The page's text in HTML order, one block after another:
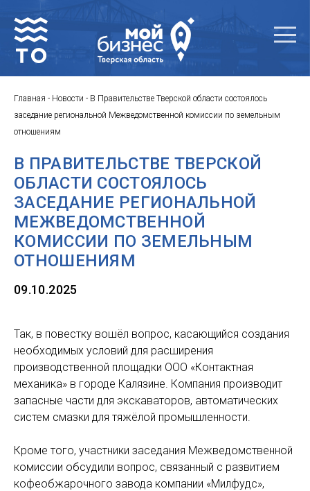
Главная - Новости - В Правительстве Тверской области состоялось
заседание региональной Межведомственной комиссии по земельным
отношениям
В ПРАВИТЕЛЬСТВЕ ТВЕРСКОЙ
ОБЛАСТИ СОСТОЯЛОСЬ
ЗАСЕДАНИЕ РЕГИОНАЛЬНОЙ
МЕЖВЕДОМСТВЕННОЙ
КОМИССИИ ПО ЗЕМЕЛЬНЫМ
ОТНОШЕНИЯМ
09.10.2025
Так, в повестку вошёл вопрос, касающийся создания
необходимых условий для расширения
производственной площадки ООО «Контактная
механика» в городе Калязине. Компания производит
запасные части для экскаваторов, автоматических
систем смазки для тяжёлой промышленности.
Кроме того, участники заседания Межведомственной
комиссии обсудили вопрос, связанный с развитием
кофеобжарочного завода компании «Милфудс»,